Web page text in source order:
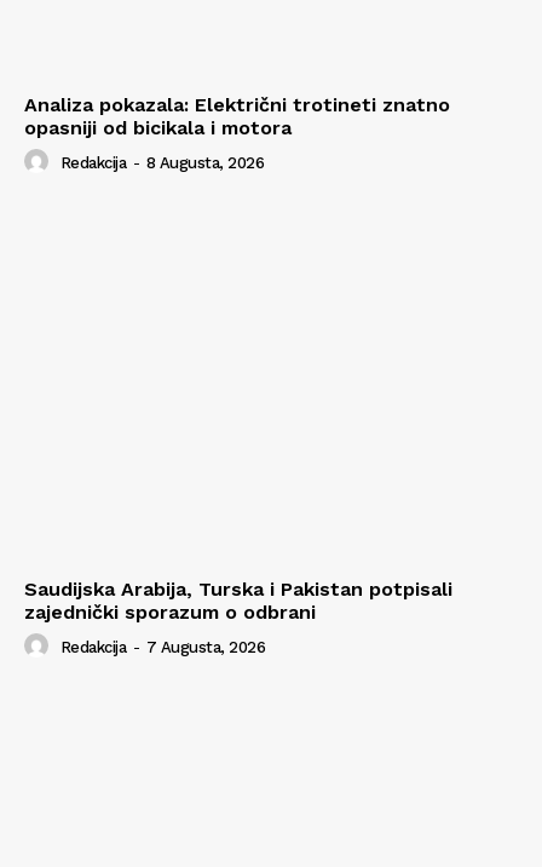
Analiza pokazala: Električni trotineti znatno
opasniji od bicikala i motora
Redakcija - 8 Augusta, 2026
Saudijska Arabija, Turska i Pakistan potpisali
zajednički sporazum o odbrani
Redakcija - 7 Augusta, 2026